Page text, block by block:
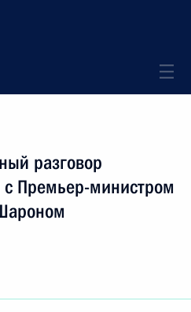
разговор
с Премьер-министром